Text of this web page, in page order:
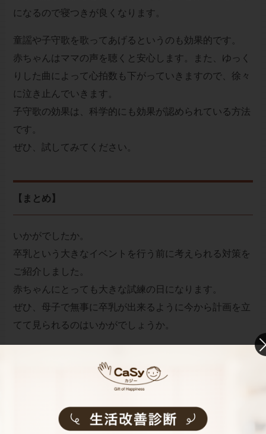
になるので寝つきが良くなります。
童謡や子守歌を歌ってあげるというのも効果的です。
赤ちゃんはママの声を聴くと安心します。また、ゆっく
りした曲によって心拍数も下がっていきますので、徐々
に泣き止んでいきます。
子守歌の効果は、科学的にも効果が認められている方法
です。
ぜひ、試してみてください。
【まとめ】
いかがでしたか。
卒乳という大きなイベントを行う前に考えられる対策を
ご紹介しました。
赤ちゃんにとっても大きな試練の日になります。
ぜひ、母子で無事に卒乳が出来るように今から計画を立
てて見られるのはいかがでしょうか。
お財布と心が笑顔になるクラウド家事代行
CaSy（カジー）のご案内